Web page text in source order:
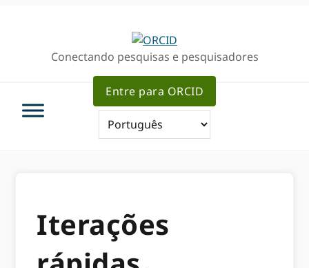
navegaçãoConectando pesquisas e pesquisadores
Entre para ORCID
Iterações